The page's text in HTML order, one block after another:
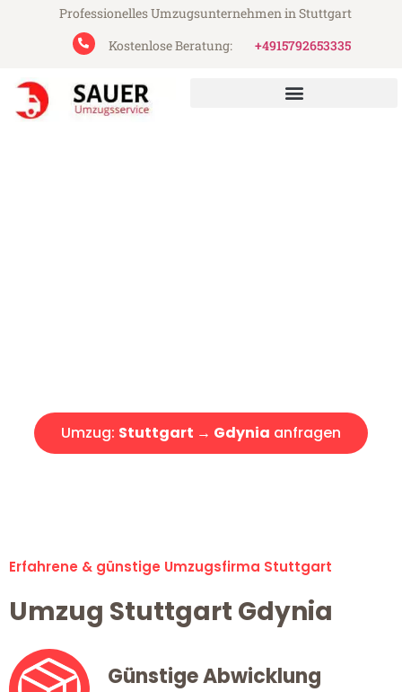
Professionelles Umzugsunternehmen in Stuttgart
Kostenlose Beratung:
+4915792653335
Umzug: Stuttgart → Gdynia anfragen
Erfahrene & günstige Umzugsfirma Stuttgart
Umzug Stuttgart Gdynia
Günstige Abwicklung